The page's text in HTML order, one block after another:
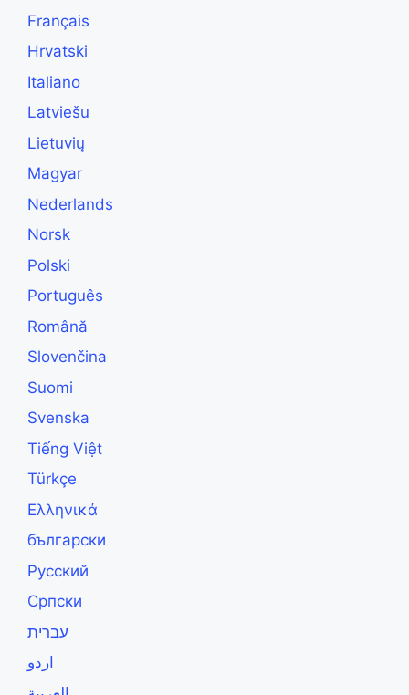
Français
Hrvatski
Italiano
Latviešu
Lietuvių
Magyar
Nederlands
Norsk
Polski
Português
Română
Slovenčina
Suomi
Svenska
Tiếng Việt
Türkçe
Ελληνικά
български
Русский
Српски
עברית
اردو